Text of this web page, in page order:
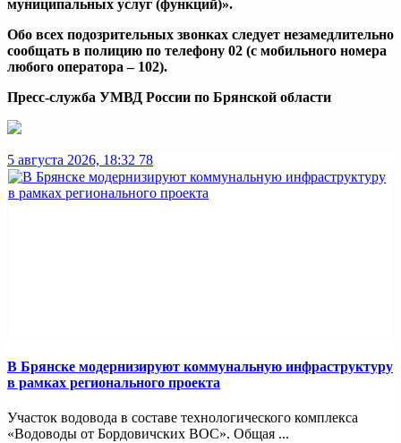
муниципальных услуг (функций)».
Обо всех подозрительных звонках следует незамедлительно
сообщать в полицию по телефону 02 (с мобильного номера
любого оператора – 102).
Пресс-служба УМВД России по Брянской области
5 августа 2026, 18:32 78
В Брянске модернизируют коммунальную инфраструктуру
в рамках регионального проекта
Участок водовода в составе технологического комплекса
«Водоводы от Бордовичских ВОС». Общая ...